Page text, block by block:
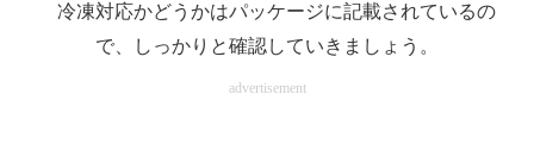
冷凍対応かどうかはパッケージに記載されているの
で、しっかりと確認していきましょう。
advertisement